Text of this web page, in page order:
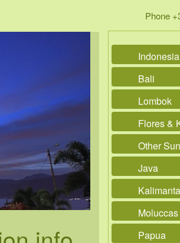
Phone
Indonesia
Bali
Lombok
Flores &
Other
Java
Moluccas
Papua